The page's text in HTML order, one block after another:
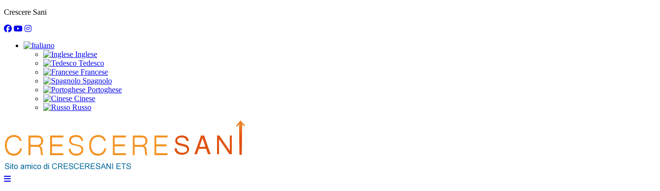
Crescere Sani
Inglese
Tedesco
Francese
Spagnolo
Portoghese
Cinese
Russo